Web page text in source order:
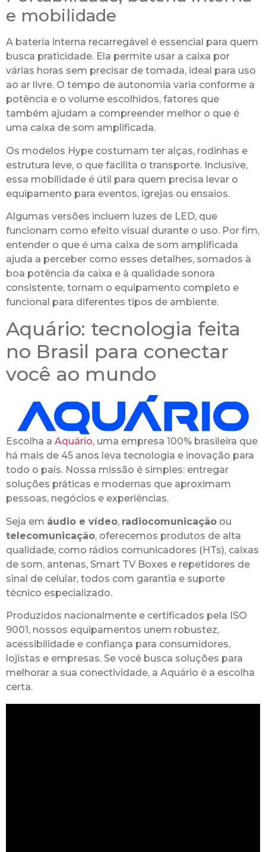
e mobilidade
A bateria interna recarregável é essencial para quem
busca praticidade. Ela permite usar a caixa por
várias horas sem precisar de tomada, ideal para uso
ao ar livre. O tempo de autonomia varia conforme a
potência e o volume escolhidos, fatores que
também ajudam a compreender melhor o que é
uma caixa de som amplificada.
Os modelos Hype costumam ter alças, rodinhas e
estrutura leve, o que facilita o transporte. Inclusive,
essa mobilidade é útil para quem precisa levar o
equipamento para eventos, igrejas ou ensaios.
Algumas versões incluem luzes de LED, que
funcionam como efeito visual durante o uso. Por fim,
entender o que é uma caixa de som amplificada
ajuda a perceber como esses detalhes, somados à
boa potência da caixa e à qualidade sonora
consistente, tornam o equipamento completo e
funcional para diferentes tipos de ambiente.
Aquário: tecnologia feita
no Brasil para conectar
você ao mundo
Escolha a Aquário, uma empresa 100% brasileira que
há mais de 45 anos leva tecnologia e inovação para
todo o país. Nossa missão é simples: entregar
soluções práticas e modernas que aproximam
pessoas, negócios e experiências.
Seja em áudio e vídeo, radiocomunicação ou
telecomunicação, oferecemos produtos de alta
qualidade, como rádios comunicadores (HTs), caixas
de som, antenas, Smart TV Boxes e repetidores de
sinal de celular, todos com garantia e suporte
técnico especializado.
Produzidos nacionalmente e certificados pela ISO
9001, nossos equipamentos unem robustez,
acessibilidade e confiança para consumidores,
lojistas e empresas. Se você busca soluções para
melhorar a sua conectividade, a Aquário é a escolha
certa.